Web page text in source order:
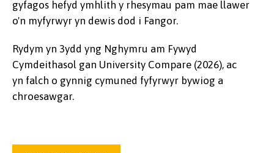
gyfagos hefyd ymhlith y rhesymau pam mae llawer
o'n myfyrwyr yn dewis dod i Fangor.
Rydym yn 3ydd yng Nghymru am Fywyd
Cymdeithasol gan University Compare (2026), ac
yn falch o gynnig cymuned fyfyrwyr bywiog a
chroesawgar.